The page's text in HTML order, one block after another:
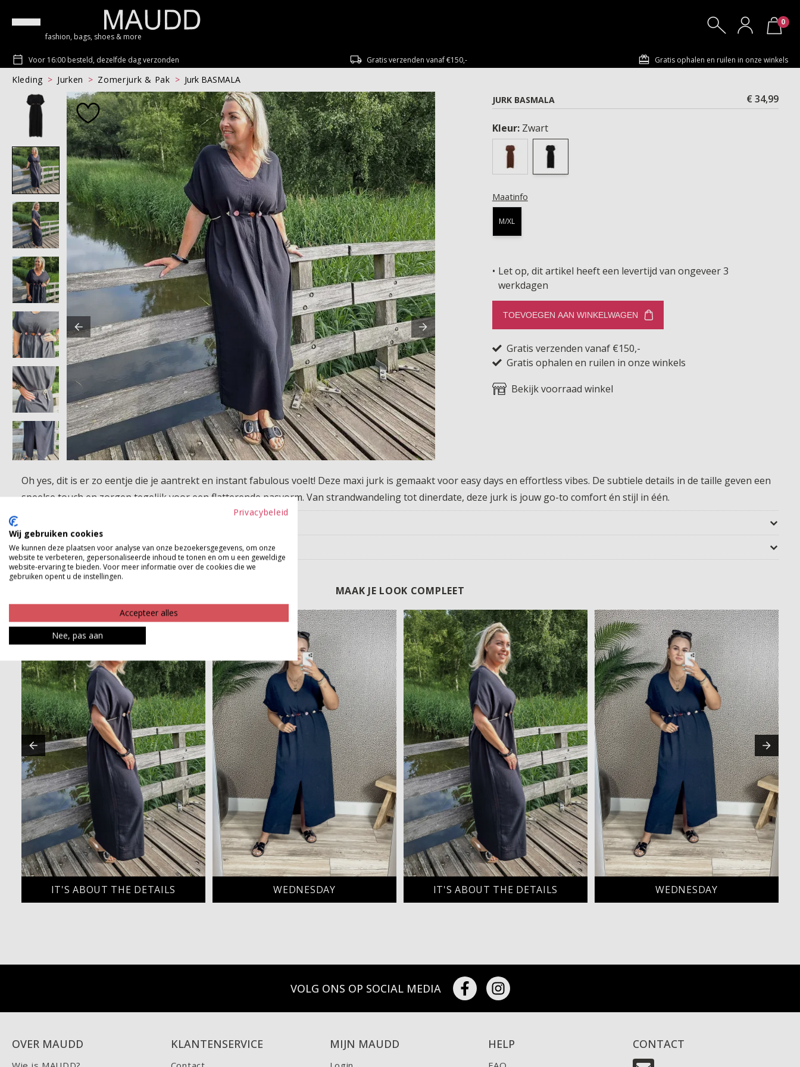
fashion, bags, shoes & more
0
Voor 16:00 besteld, dezelfde dag verzonden Gratis verzenden vanaf €150,- Gratis ophalen en ruilen in onze winkels
Kleding Jurken Zomerjurk & Pak
Jurk BASMALA
JURK BASMALA
€ 34,99
Kleur: Zwart
Maatinfo
M/XL
Let op, dit artikel heeft een levertijd van ongeveer 3
werkdagen
TOEVOEGEN AAN WINKELWAGEN
Gratis verzenden vanaf €150,-
Gratis ophalen en ruilen in onze winkels
Bekijk voorraad winkel
Oh yes, dit is er zo eentje die je aantrekt en instant fabulous voelt! Deze maxi jurk is gemaakt voor easy days en effortless vibes. De subtiele details in de taille geven een
speelse touch en zorgen tegelijk voor een flatterende pasvorm. Van strandwandeling tot dinerdate, deze jurk is jouw go-to comfort én stijl in één.
Betaalinformatie
MAAK JE LOOK COMPLEET
IT'S ABOUT THE DETAILS WEDNESDAY IT'S ABOUT THE DETAILS WEDNESDAY
VOLG ONS OP SOCIAL MEDIA
OVER MAUDD KLANTENSERVICE MIJN MAUDD HELP CONTACT
Privacybeleid
Wij gebruiken cookies
We kunnen deze plaatsen voor analyse van onze bezoekersgegevens, om onze
website te verbeteren, gepersonaliseerde inhoud te tonen en om u een geweldige
website-ervaring te bieden. Voor meer informatie over de cookies die we
gebruiken opent u de instellingen.
Accepteer alles
Nee, pas aan